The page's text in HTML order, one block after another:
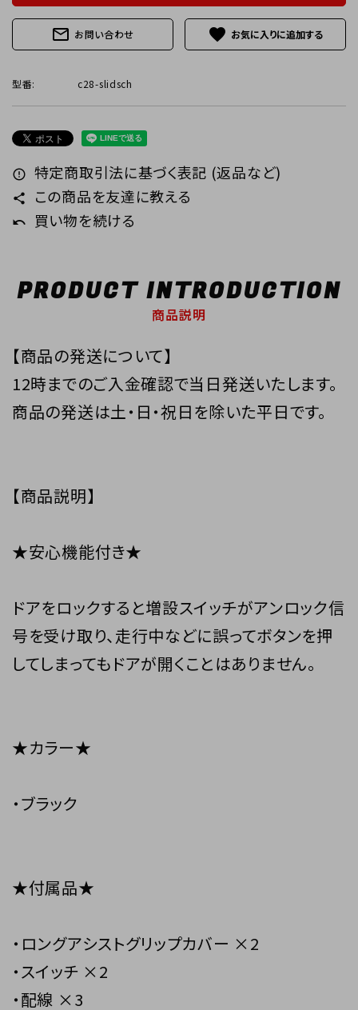
mail_outline お問い合わせ favorite
型番: c28-slidsch
error_outline 特定商取引法に基づく表記 (返品など)
share この商品を友達に教える
undo 買い物を続ける
PRODUCT INTRODUCTION
商品説明
【商品の発送について】
12時までのご入金確認で当日発送いたします。
商品の発送は土・日・祝日を除いた平日です。
【商品説明】
★安心機能付き★
ドアをロックすると増設スイッチがアンロック信
号を受け取り、走行中などに誤ってボタンを押
してしまってもドアが開くことはありません。
★カラー★
・ブラック
★付属品★
・ロングアシストグリップカバー ×2
・スイッチ ×2
・配線 ×3